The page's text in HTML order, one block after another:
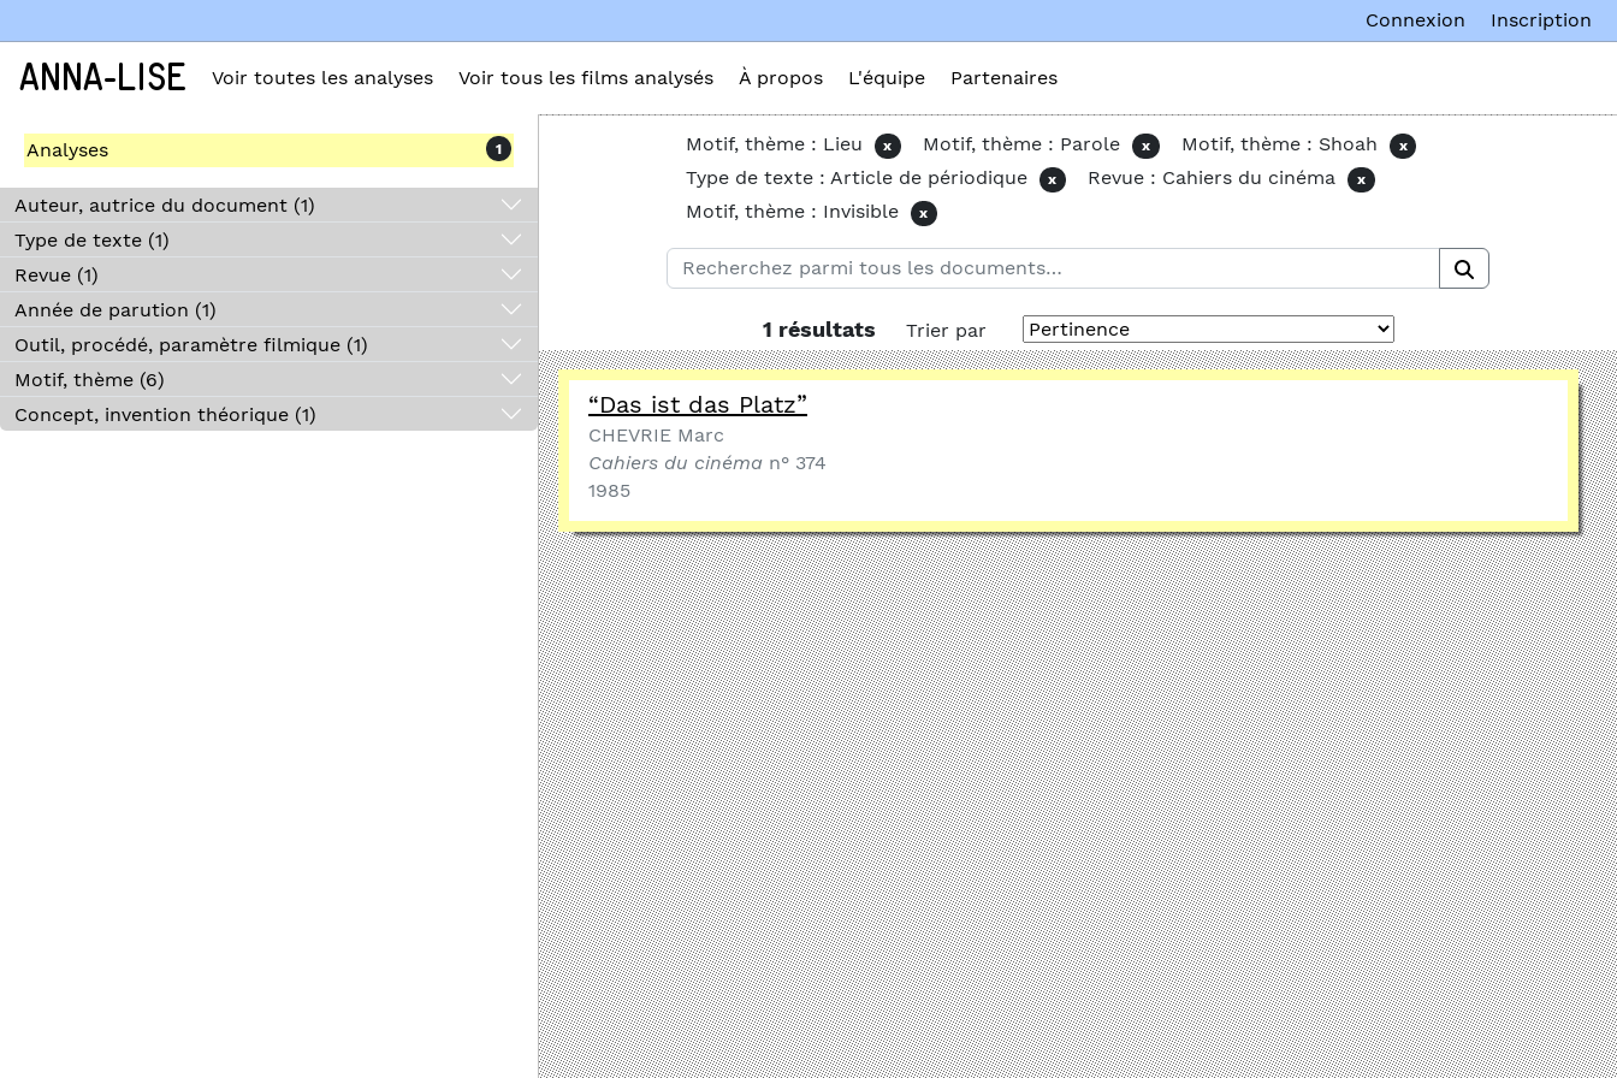
ANNA-LISE Voir toutes les analyses Voir tous les films analysés À propos L'équipe Partenaires
Connexion Inscription
Analyses 1
Auteur, autrice du document (1)
Type de texte (1)
Revue (1)
Année de parution (1)
Outil, procédé, paramètre filmique (1)
Motif, thème (6)
Concept, invention théorique (1)
Motif, thème : Lieu x Motif, thème : Parole x Motif, thème : Shoah x
Type de texte : Article de périodique x Revue : Cahiers du cinéma x
Motif, thème : Invisible x
1 résultats Trier par
“Das ist das Platz”
CHEVRIE Marc
Cahiers du cinéma n° 374
1985